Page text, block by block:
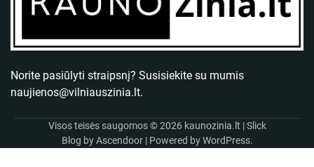
Norite pasiūlyti straipsnį? Susisiekite su mumis
naujienos@vilniauszinia.lt.
Visos teisės saugomos © 2026 kaunozinia.lt | Slick
Blog byAscendoor| Powered byWordPress.